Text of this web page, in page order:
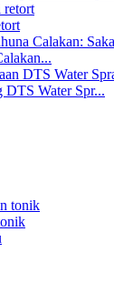
DTS Water Spr...